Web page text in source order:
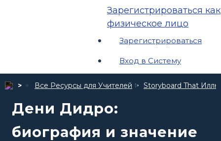
Зарегистрироваться как
физическое лицо
Зарегистрироваться
Вход в Систему
Все Ресурсы для Учителей Storyboard That
Дени Дидро:
биография и значение